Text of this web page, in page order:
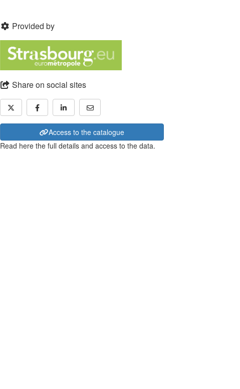
Provided by
Share on social sites
Access to the catalogue
Read here the full details and access to the data.